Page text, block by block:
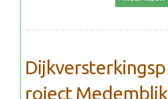
Dijkversterkingsp
roject Medemblik